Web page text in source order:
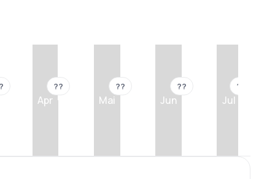
Apr
??
Mai
??
Jun
??
Jul
??